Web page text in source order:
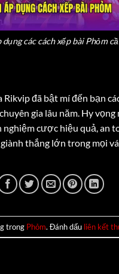
các cách xếp bài Phỏm
Rikvip đã bật mí đến bạn
gia lâu năm. Hy
nghiệm cược hiệu quả, an
thắng lớn trong mọi
trong Phỏm. Đánh dấu liên kết